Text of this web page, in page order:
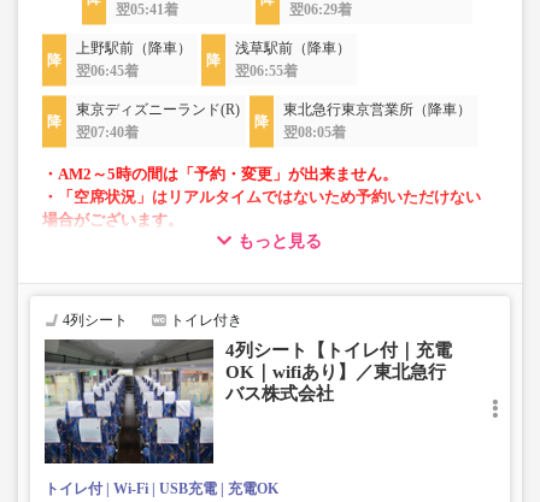
翌05:41着
翌06:29着
上野駅前（降車）
翌06:45着
浅草駅前（降車）
翌06:55着
東京ディズニーランド(R)
翌07:40着
東北急行東京営業所（降車）
翌08:05着
・AM2～5時の間は「予約・変更」が出来ません。
・「空席状況」はリアルタイムではないため予約いただけない
場合がございます。
・車両は予告なく変更となる場合がございます。これに伴い、
じめご了承ください。
もっと見る
4列シート トイレ付き
4列シート【トイレ付｜充電
OK｜wifiあり】／東北急行
バス株式会社
トイレ付 Wi-Fi USB充電 充電OK